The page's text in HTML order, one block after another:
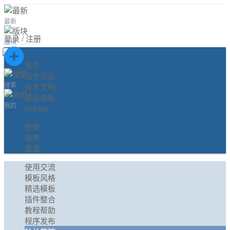
最新
版块
搜索
我的
登录 / 注册
首页
站长论坛
技术文档
精选模板
GitHub
签到
搜索
登录
使用交流
模板风格
精选模板
插件整合
教程帮助
程序发布